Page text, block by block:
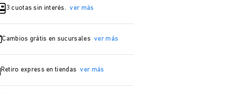
3 cuotas sin interés. ver más
Cambios grátis en sucursales ver más
Retiro express en tiendas ver más